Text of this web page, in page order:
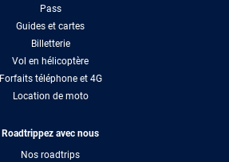
Pass
Guides et cartes
Billetterie
Vol en hélicoptère
Forfaits téléphone et 4G
Location de moto
Roadtrippez avec nous
Nos roadtrips